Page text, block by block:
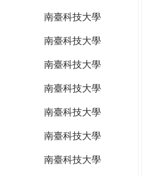
南臺科技大學
南臺科技大學
南臺科技大學
南臺科技大學
南臺科技大學
南臺科技大學
南臺科技大學